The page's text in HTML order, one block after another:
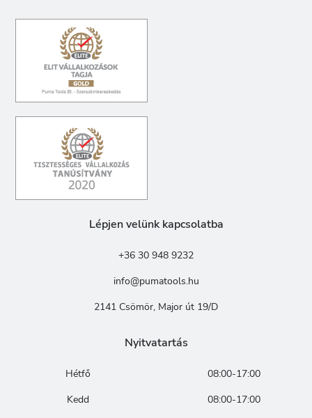
Lépjen velünk kapcsolatba
+36 30 948 9232
info@pumatools.hu
2141 Csömör, Major út 19/D
Nyitvatartás
Hétfő
08:00-17:00
Kedd
08:00-17:00